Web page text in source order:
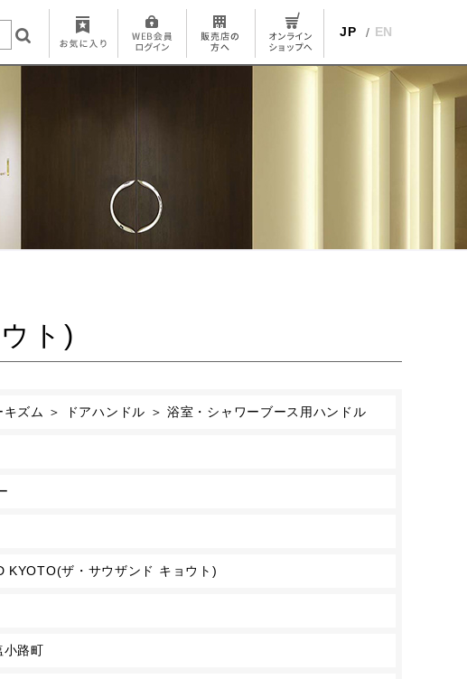
JP EN
ト)
ズム ＞ ドアハンドル ＞ 浴室・シャワーブース用ハンドル
KYOTO(ザ・サウザンド キョウト)
小路町